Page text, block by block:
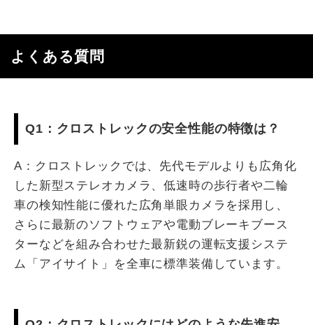
よくある質問
Q1：クロストレックの安全性能の特徴は？
A：クロストレックでは、先代モデルよりも広角化
した新型ステレオカメラ、低速時の歩行者や二輪
車の検知性能に優れた広角単眼カメラを採用し、
さらに最新のソフトウェアや電動ブレーキブース
ターなどを組み合わせた最新鋭の運転支援システ
ム「アイサイト」を全車に標準装備しています。